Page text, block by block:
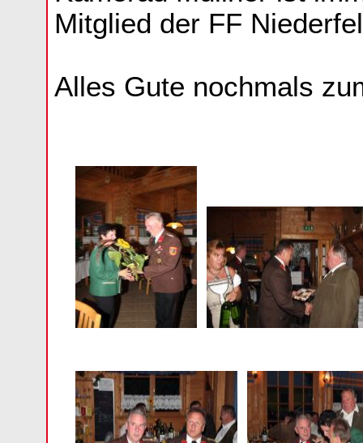
Mitglied der FF
Alles Gute nochmals